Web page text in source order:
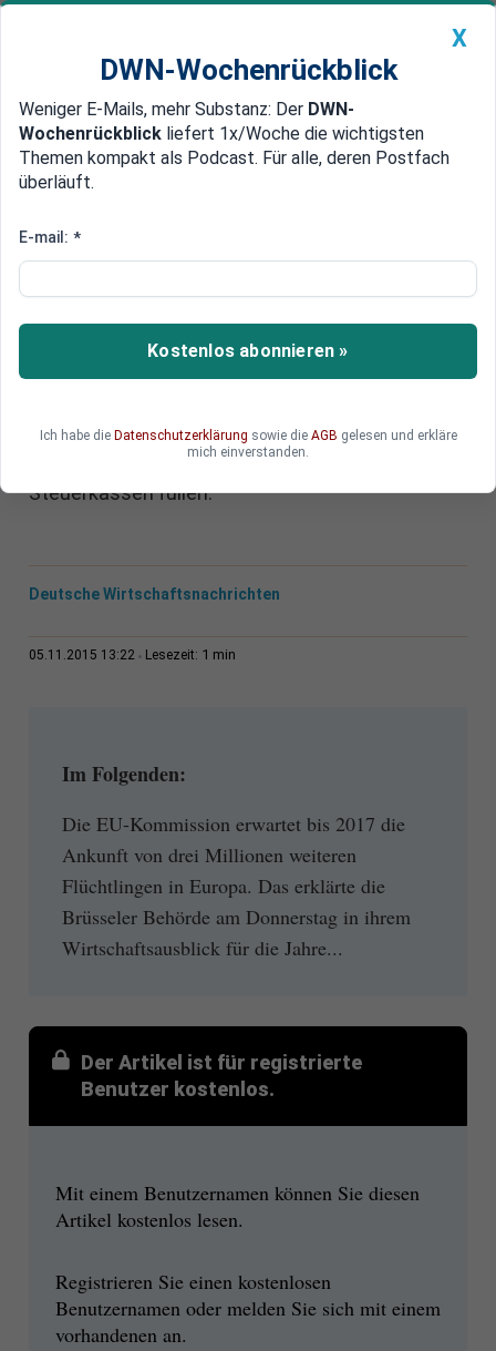
Newsticker MEIN DWN: Geldanlage Premium
Edelmetalle DWN-Magazin China
Potenzielle Arbeitnehmer
EU rechnet mit drei Millionen
Flüchtlingen bis Ende 2017
Die EU-Kommission bewertet die aktuelle
zulegen, weil neue potenzielle Arbeitnehmer dazu
Steuerkassen füllen.
Deutsche Wirtschaftsnachrichten
05.11.2015 13:22 Lesezeit: 1 min
Im Folgenden:
Die EU-Kommission erwartet bis 2017 die
Ankunft von drei Millionen weiteren
Flüchtlingen in Europa. Das erklärte die
Brüsseler Behörde am Donnerstag in ihrem
Wirtschaftsausblick für die Jahre...
Der Artikel ist für registrierte
Benutzer kostenlos.
Mit einem Benutzernamen können Sie diesen
Artikel kostenlos lesen.
Registrieren Sie einen kostenlosen
Benutzernamen oder melden Sie sich mit einem
vorhandenen an.
X
DWN-Wochenrückblick
Weniger E-Mails, mehr Substanz: Der DWN-
Wochenrückblick liefert 1x/Woche die wichtigsten
Themen kompakt als Podcast. Für alle, deren Postfach
überläuft.
E-mail: *
Kostenlos abonnieren »
Ich habe die Datenschutzerklärung sowie die AGB gelesen und erkläre
mich einverstanden.